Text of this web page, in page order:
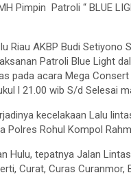
Pimpin Patroli “ BLUE
Riau AKBP Budi
Patroli Blue Light
pada acara Mega
l 21.00 wib S/d Selesai
kecelakaan Lalu
Polres Rohul Kompol
Hulu, tepatnya Jalan
Curat, Curas Curanmor,